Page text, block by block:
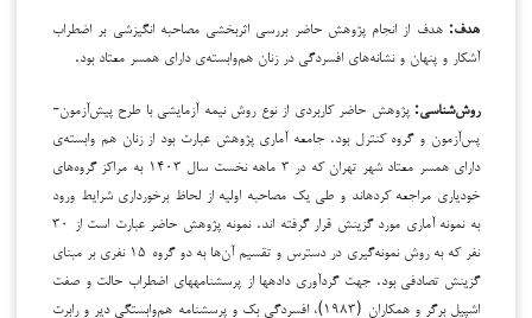
هدف: هدف از انجام پژوهش حاضر بررسی اثربخشی مصاحبه انگیزشی بر اضطراب
آشکار و پنهان و نشانه‌های افسردگی در زنان هم‌وابسته‌ی دارای همسر معتاد بود.
روش‌شناسی: پژوهش حاضر کاربردی از نوع روش نیمه آزمایشی با طرح پیش‌آزمون-
پس‌آزمون و گروه کنترل بود. جامعه آماری پژوهش عبارت بود از زنان هم وابسته‌ی
دارای همسر معتاد شهر تهران که در ۳ ماهه نخست سال ۱۴۰۳ به مراکز گروه‌های
خودیاری مراجعه کرده­اند و طی یک مصاحبه اولیه از لحاظ برخورداری شرایط ورود
به نمونه آماری مورد گزینش قرار گرفته اند. نمونه پژوهش حاضر عبارت است از ۳۰
نفر که به روش نمونه‌گیری در دسترس و تقسیم آن‌ها به دو گروه ۱۵ نفری بر مبنای
گزینش تصادفی بود. جهت گردآوری داده­ها از پرسشنامه­های اضطراب حالت و صفت
اشپیل برگر و همکاران (۱۹۸۳)، افسردگی بک و پرسشنامه هم‌وابستگی دیر و رابرت